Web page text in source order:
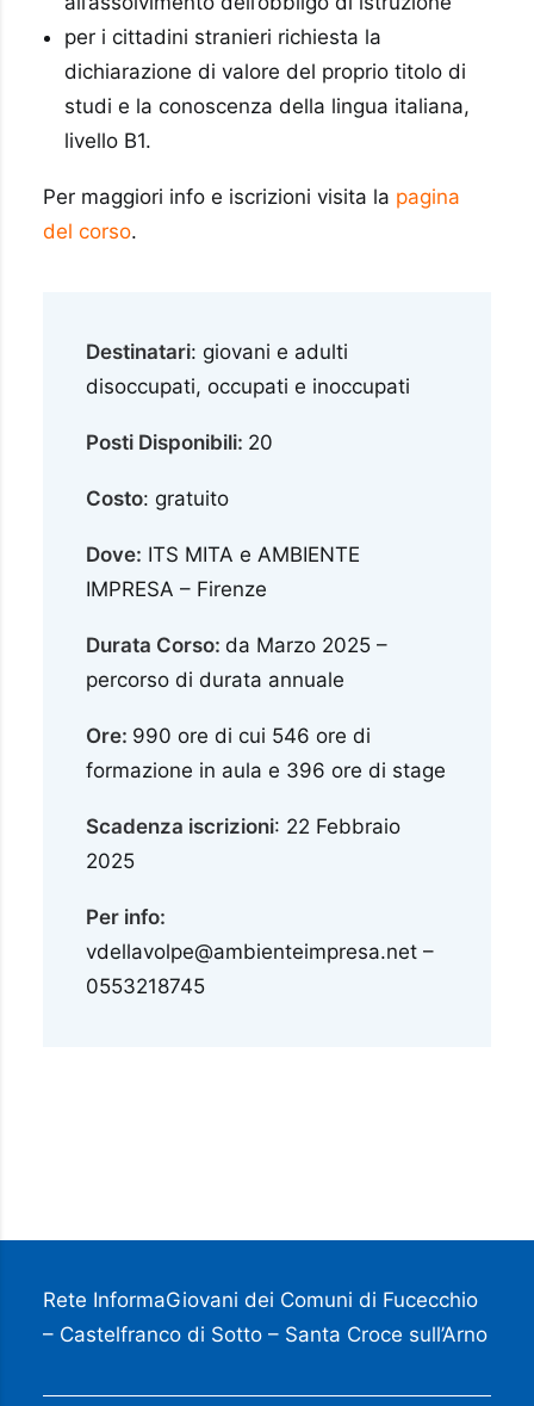
per i cittadini stranieri richiesta la
dichiarazione di valore del proprio titolo di
studi e la conoscenza della lingua italiana,
livello B1.
Per maggiori info e iscrizioni visita la pagina
del corso.
Destinatari: giovani e adulti
disoccupati, occupati e inoccupati
Posti Disponibili: 20
Costo: gratuito
Dove: ITS MITA e AMBIENTE
IMPRESA – Firenze
Durata Corso: da Marzo 2025 –
percorso di durata annuale
Ore: 990 ore di cui 546 ore di
formazione in aula e 396 ore di stage
Scadenza iscrizioni: 22 Febbraio
2025
Per info:
vdellavolpe@ambienteimpresa.net –
0553218745
Rete InformaGiovani dei Comuni di Fucecchio
– Castelfranco di Sotto – Santa Croce sull’Arno